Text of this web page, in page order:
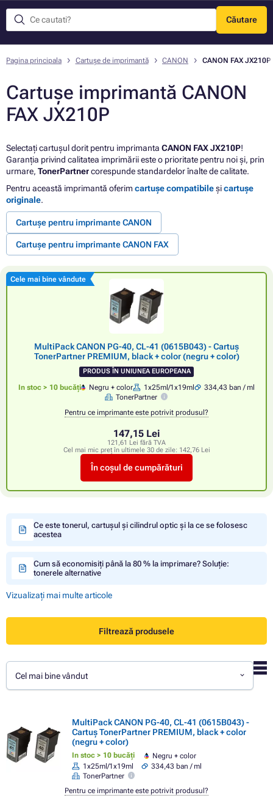
Căutare
Meniu
Pagina principala Cartușe de imprimantă CANON CANON FAX JX210P
Cartușe imprimantă CANON
FAX JX210P
Selectați cartușul dorit pentru imprimanta CANON FAX JX210P!
Garanția privind calitatea imprimării este o prioritate pentru noi și, prin
urmare, TonerPartnercorespunde standardelor înalte de calitate.
Pentru această imprimantă oferimcartușe compatibileșicartușe
originale.
Cartușe pentru imprimante CANON
Cartușe pentru imprimante CANON FAX
Cele mai bine vândute
MultiPack CANON PG-40, CL-41 (0615B043) - Cartuș
TonerPartner PREMIUM, black + color (negru + color)
PRODUS ÎN UNIUNEA EUROPEANA
In stoc > 10 bucăți Negru + color 1x25ml/1x19ml
334,43 ban / ml
TonerPartner
Pentru ce imprimante este potrivit produsul?
147,15 Lei
121,61 Lei fără TVA
Cel mai mic preț în ultimele 30 de zile: 142,76 Lei
În coșul de cumpărături
Ce este tonerul, cartușul și cilindrul optic și la ce se folosesc
acestea
Cum să economisiți până la 80 % la imprimare? Soluție:
tonerele alternative
Vizualizați mai multe articole
Filtrează produsele
Cel mai bine vândut
MultiPack CANON PG-40, CL-41 (0615B043) -
Cartuș TonerPartner PREMIUM, black + color
(negru + color)
In stoc > 10 bucăți
Negru + color
1x25ml/1x19ml
334,43 ban / ml
TonerPartner
Pentru ce imprimante este potrivit produsul?